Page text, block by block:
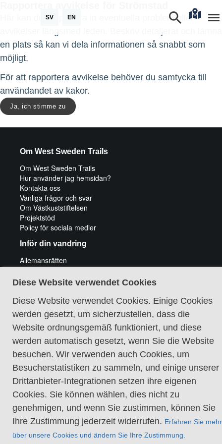
SV EN
Här kan du rapportera in eventuella problem eller
en plats så kan vi dela informationen så snabbt som
möjligt.
För att rapportera avvikelse behöver du samtycka till
användandet av kakor.
Ja, ich stimme zu
Diese Website verwendet Cookies
Diese Website verwendet Cookies. Einige Cookies
werden gesetzt, um sicherzustellen, dass die
Website ordnungsgemäß funktioniert, und diese
werden automatisch gesetzt, wenn Sie die Website
besuchen. Wir verwenden auch Cookies, um
Besucherstatistiken zu sammeln, und einige unserer
Drittanbieter-Integrationen setzen ihre eigenen
Cookies. Sie können wählen, dies nicht zu
genehmigen, und wenn Sie zustimmen, können Sie
Ihre Zustimmung jederzeit widerrufen. Erfahren Sie mehr
über unsere Cookies und ändern Sie Ihre Zustimmung.
Om West Sweden Trails
Om West Sweden Trails
Hur använder jag hemsidan?
Kontakta oss
Vanliga frågor och svar
Om Västkuststiftelsen
Projektstöd
Policy för sociala medier
Inför din vandring
Allemansrätten
Friluftsliv med funktionshinder
Att vandra med hund
Utrustningstips vandring
Tips för cykeläventyr
Guidade vandringar
Cookie-Richtlinie